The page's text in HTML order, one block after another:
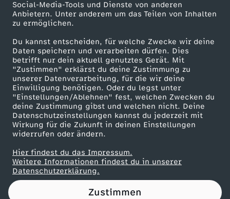
Social-Media-Tools und Dienste von anderen
Anbietern. Unter anderem um das Teilen von Inhalten
zu ermöglichen.
Du kannst entscheiden, für welche Zwecke wir deine
Daten speichern und verarbeiten dürfen. Dies
betrifft nur dein aktuell genutztes Gerät. Mit
"Zustimmen" erklärst du deine Zustimmung zu
unserer Datenverarbeitung, für die wir deine
Einwilligung benötigen. Oder du legst unter
"Einstellungen/Ablehnen" fest, welchen Zwecken du
deine Zustimmung gibst und welchen nicht. Deine
Datenschutzeinstellungen kannst du jederzeit mit
Wirkung für die Zukunft in deinen Einstellungen
widerrufen oder ändern.
Hier findest du das Impressum.
Weitere Informationen findest du in unserer
Datenschutzerklärung.
Zustimmen
n
s
i
e
?
Karriere
ZDF goes Schule
Werbefernsehen
Mainzelmännchen
Partner